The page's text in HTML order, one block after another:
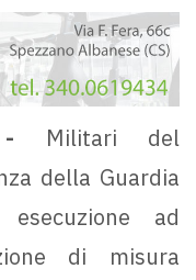
- Militari del
della Guardia
ad
di misura